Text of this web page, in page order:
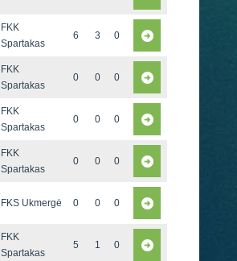
FKK
Spartakas
6 3 0
FKK
Spartakas
0 0 0
FKK
Spartakas
0 0 0
FKK
Spartakas
0 0 0
FKS Ukmergė 0 0 0
FKK
Spartakas
5 1 0